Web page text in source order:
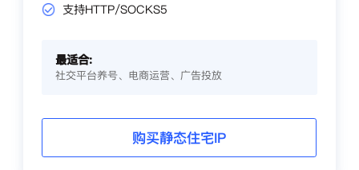
支持HTTP/SOCKS5
最适合:
社交平台养号、电商运营、广告投放
购买静态住宅IP